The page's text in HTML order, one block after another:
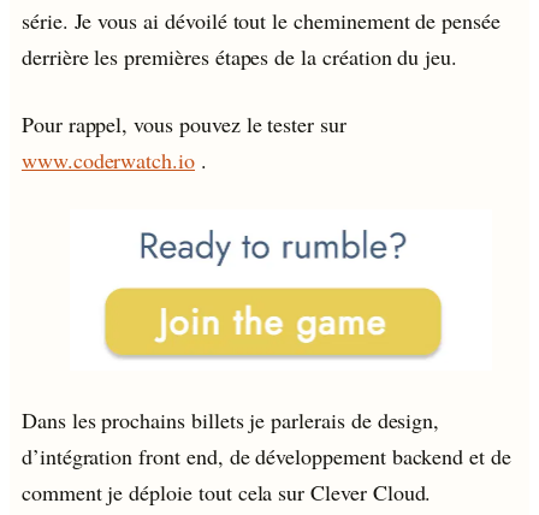
série. Je vous ai dévoilé tout le cheminement de pensée
derrière les premières étapes de la création du jeu.
Pour rappel, vous pouvez le tester sur
www.coderwatch.io .
Dans les prochains billets je parlerais de design,
d’intégration front end, de développement backend et de
comment je déploie tout cela sur Clever Cloud.